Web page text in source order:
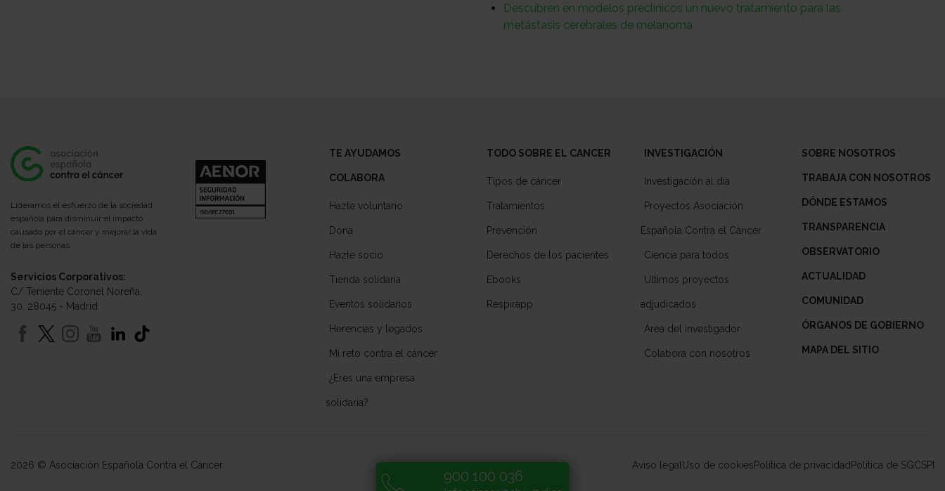
Descubren en modelos preclínicos un nuevo tratamiento para las
metástasis cerebrales de melanoma
900 100 036
Lideramos el esfuerzo de la sociedad
española para disminuir el impacto
causado por el cáncer y mejorar la vida
de las personas.
Servicios Corporativos:
C/ Teniente Coronel Noreña,
30, 28045 - Madrid
TE AYUDAMOS
COLABORA
Hazte voluntario
Dona
Hazte socio
Tienda solidaria
Eventos solidarios
Herencias y legados
Mi reto contra el cáncer
¿Eres una empresa
solidaria?
TODO SOBRE EL CANCER
Tipos de cáncer
Tratamientos
Prevención
Derechos de los pacientes
Ebooks
Respirapp
INVESTIGACIÓN
Investigación al día
Proyectos Asociación
Española Contra el Cáncer
Ciencia para todos
Últimos proyectos
adjudicados
Área del investigador
Colabora con nosotros
SOBRE NOSOTROS
TRABAJA CON NOSOTROS
DÓNDE ESTAMOS
TRANSPARENCIA
OBSERVATORIO
ACTUALIDAD
COMUNIDAD
ÓRGANOS DE GOBIERNO
MAPA DEL SITIO
2026 © Asociación Española Contra el Cáncer Aviso legal Uso de cookiesPolítica de privacidad Política de SGCSPI